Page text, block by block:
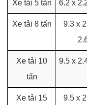
Xe tải 5 tấn 6.2 x
Xe tải 8 tấn
9.3 x
Xe tải 10
tấn
9.5 x
Xe tải 15
9.5 x